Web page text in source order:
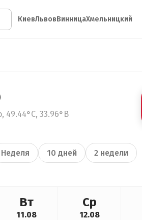
КиевЛьвовВинницаХмельницкий
49.44°С, 33.96°В
Неделя 10 дней 2 недели
Вт
11.08
Ср
12.08